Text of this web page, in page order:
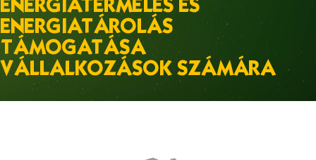
ENERGIATERMELÉS ÉS
ENERGIATÁROLÁS
TÁMOGATÁSA
VÁLLALKOZÁSOK SZÁMÁRA